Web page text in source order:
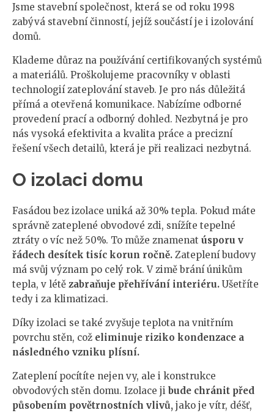
Jsme stavební společnost, která se od roku 1998
zabývá stavební činností, jejíž součástí je i izolování
domů.
Klademe důraz na používání certifikovaných systémů
a materiálů. Proškolujeme pracovníky v oblasti
technologií zateplování staveb. Je pro nás důležitá
přímá a otevřená komunikace. Nabízíme odborné
provedení prací a odborný dohled. Nezbytná je pro
nás vysoká efektivita a kvalita práce a precizní
řešení všech detailů, která je při realizaci nezbytná.
O izolaci domu
Fasádou bez izolace uniká až 30% tepla. Pokud máte
správně zateplené obvodové zdi, snížíte tepelné
ztráty o víc než 50%. To může znamenat úsporu v
řádech desítek tisíc korun ročně. Zateplení budovy
má svůj význam po celý rok. V zimě brání únikům
tepla, v létě zabraňuje přehřívání interiéru. Ušetříte
tedy i za klimatizaci.
Díky izolaci se také zvyšuje teplota na vnitřním
povrchu stěn, což eliminuje riziko kondenzace a
následného vzniku plísní.
Zateplení pocítíte nejen vy, ale i konstrukce
obvodových stěn domu. Izolace ji bude chránit před
působením povětrnostních vlivů, jako je vítr, déšť,